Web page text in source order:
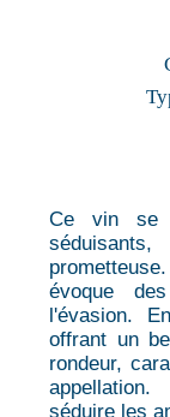
Ce vin se
évoque
l'évasion.
offrant un
rondeur,
séduire les